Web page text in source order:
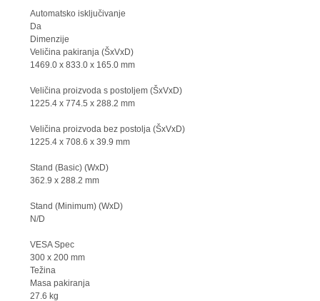
Automatsko isključivanje
Da
Dimenzije
Veličina pakiranja (ŠxVxD)
1469.0 x 833.0 x 165.0 mm
Veličina proizvoda s postoljem (ŠxVxD)
1225.4 x 774.5 x 288.2 mm
Veličina proizvoda bez postolja (ŠxVxD)
1225.4 x 708.6 x 39.9 mm
Stand (Basic) (WxD)
362.9 x 288.2 mm
Stand (Minimum) (WxD)
N/D
VESA Spec
300 x 200 mm
Težina
Masa pakiranja
27.6 kg